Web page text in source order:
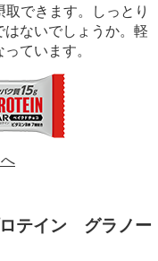
取できます。しっとり
ないでしょうか。軽
ています。
テイン グラノー